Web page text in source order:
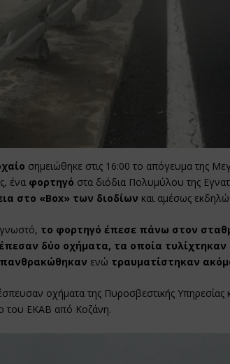
σημειώθηκε στις 16:00 το απόγευμα της
ένα φορτηγό στα διόδια Πολυμύλου της
στο «Box» των διοδίων και αμέσως
το φορτηγό έπεσε πάνω στον
δύο οχήματα, τα οποία τυλίχτηκαν
ενώ τραυματίστηκαν
οχήματα της Πυροσβεστικής
του ΕΚΑΒ από Κοζάνη.